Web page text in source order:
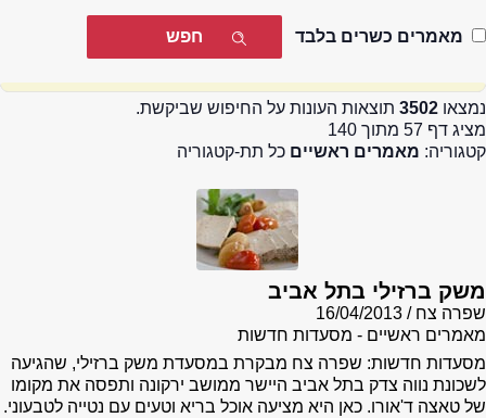
מאמרים כשרים בלבד
נמצאו 3502 תוצאות העונות על החיפוש שביקשת.
מציג דף 57 מתוך 140
קטגוריה: מאמרים ראשיים כל תת-קטגוריה
משק ברזילי בתל אביב
שפרה צח
16/04/2013
מאמרים ראשיים - מסעדות חדשות
מסעדות חדשות: שפרה צח מבקרת במסעדת משק ברזילי, שהגיעה
לשכונת נווה צדק בתל אביב היישר ממושב ירקונה ותפסה את מקומו
של טאצה ד'אורו. כאן היא מציעה אוכל בריא וטעים עם נטייה לטבעוני.